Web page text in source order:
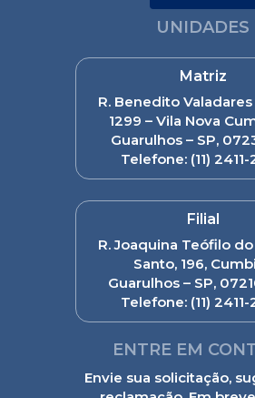
UNIDADES
Matriz
R. Benedito
1299 – Vila Nova
Guarulhos – SP,
Telefone: (11)
Filial
R. Joaquina Teófilo
Santo, 196,
Guarulhos – SP,
Telefone:(11)
ENTRE EM
Envie sua solicitação,